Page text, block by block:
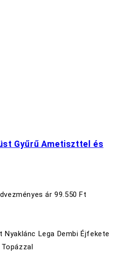
Gyűrű Ametiszttel és
ár 99.550 Ft